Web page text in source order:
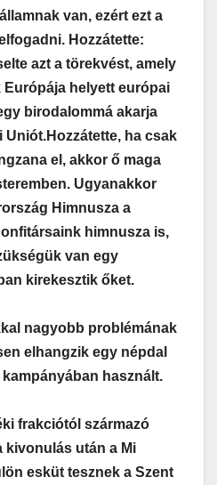
van, ezért ezt a
Hozzátette:
azt a törekvést, amely
Európája helyett európai
birodalommá akarja
Uniót.Hozzátette, ha csak
el, akkor ő maga
Ugyanakkor
Himnusza a
himnusza is,
van egy
kirekesztik őket.
nagyobb problémának
elhangzik egy népdal
kampányában használt.
frakciótól származó
kivonulás után a Mi
esküt tesznek a Szent